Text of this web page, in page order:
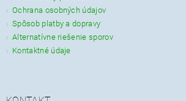
Ochrana osobných údajov
Spôsob platby a dopravy
Alternatívne riešenie sporov
Kontaktné údaje